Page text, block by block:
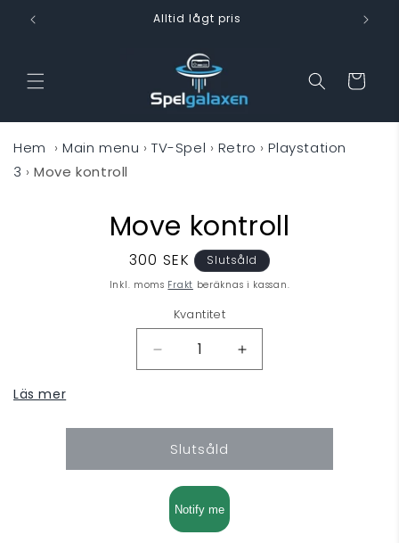
vidare
till
Alltid lågt pris
Varukorg
Hem › Main menu › TV-Spel › Retro › Playstation
3 › Move kontroll
Move kontroll
Ordinarie
pris
300 SEK Slutsåld
Inkl. moms Frakt beräknas i kassan.
Kvantitet
Minska
kvantitet
kontroll
Öka
kvantitet
kontroll
Läs mer
Slutsåld
Notify me